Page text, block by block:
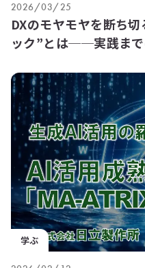
2026/03/25
DXのモヤモヤを断ち切る “デザイン思考ハン
ック”とは──実践まで
学ぶ